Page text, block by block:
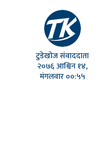
टुडेखोज संवाददाता
२०७६ आश्विन १४,
मंगलवार ००:५५